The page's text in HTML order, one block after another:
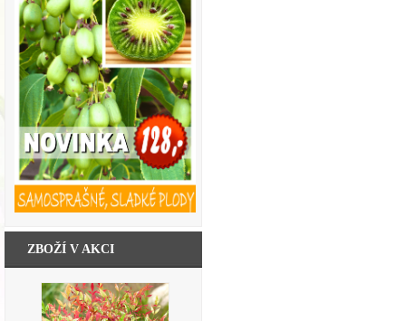
ZBOŽÍ V AKCI